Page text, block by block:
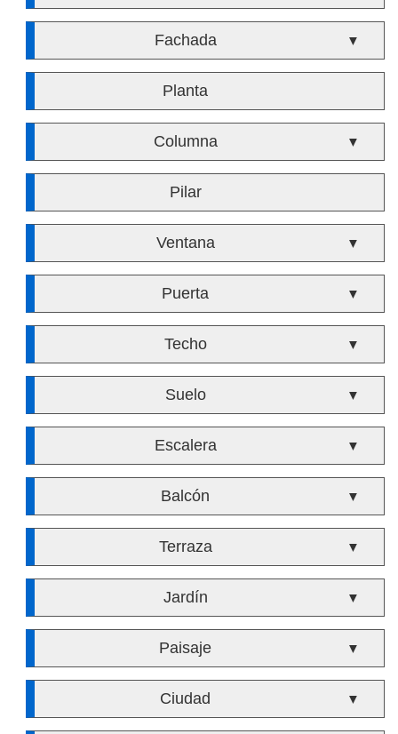
Fachada ▼
Planta
Columna ▼
Pilar
Ventana ▼
Puerta ▼
Techo ▼
Suelo ▼
Escalera ▼
Balcón ▼
Terraza ▼
Jardín ▼
Paisaje ▼
Ciudad ▼